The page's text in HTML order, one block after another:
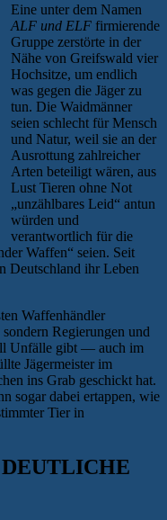
Eine unter dem Namen
ALF und ELF firmierende
Gruppe zerstörte in der
Nähe von Greifswald vier
Hochsitze, um endlich
was gegen die Jäger zu
tun. Die Waidmänner
seien schlecht für Mensch
und Natur, weil sie an der
Ausrottung zahlreicher
Arten beteiligt wären, aus
Lust Tieren ohne Not
„unzählbares Leid“ antun
würden und
verantwortlich für die
Waffen“ seien. Seit
Deutschland ihr Leben
Waffenhändler
Regierungen und
Unfälle gibt — auch im
Jägermeister im
ins Grab geschickt hat.
sogar dabei ertappen, wie
Tier in